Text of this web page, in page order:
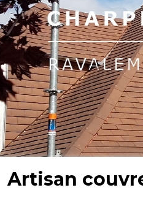
Artisan